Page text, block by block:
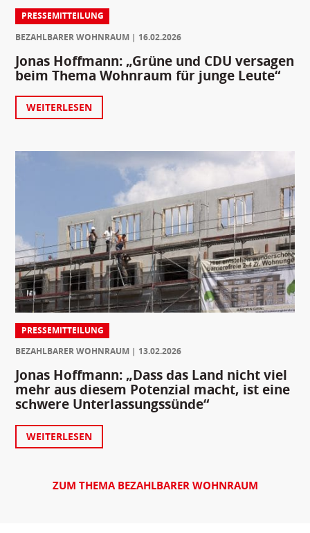
PRESSEMITTEILUNG
BEZAHLBARER WOHNRAUM
16.02.2026
Jonas Hoffmann: „Grüne und CDU versagen
beim Thema Wohnraum für junge Leute“
WEITERLESEN
PRESSEMITTEILUNG
BEZAHLBARER WOHNRAUM
13.02.2026
Jonas Hoffmann: „Dass das Land nicht viel
mehr aus diesem Potenzial macht, ist eine
schwere Unterlassungssünde“
WEITERLESEN
ZUM THEMA BEZAHLBARER WOHNRAUM